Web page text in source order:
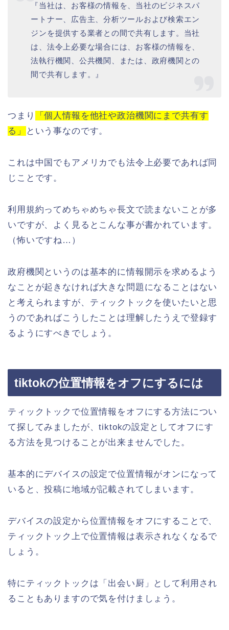
『当社は、お客様の情報を、当社のビジネスパ
ートナー、広告主、分析ツールおよび検索エン
ジンを提供する業者との間で共有します。当社
は、法令上必要な場合には、お客様の情報を、
法執行機関、公共機関、または、政府機関との
間で共有します。』
つまり
「個人情報を他社や政治機関にまで共有す
る」
という事なのです。
これは中国でもアメリカでも法令上必要であれば同
じことです。
利用規約ってめちゃめちゃ長文で読まないことが多
いですが、よく見るとこんな事が書かれています。
（怖いですね…）
政府機関というのは基本的に情報開示を求めるよう
なことが起きなければ大きな問題になることはない
と考えられますが、ティックトックを使いたいと思
うのであればこうしたことは理解したうえで登録す
るようにすべきでしょう。
tiktokの位置情報をオフにするには
ティックトックで位置情報をオフにする方法につい
て探してみましたが、tiktokの設定としてオフにす
る方法を見つけることが出来ませんでした。
基本的にデバイスの設定で位置情報がオンになって
いると、投稿に地域が記載されてしまいます。
デバイスの設定から位置情報をオフにすることで、
ティックトック上で位置情報は表示されなくなるで
しょう。
特にティックトックは「出会い厨」として利用され
ることもありますので気を付けましょう。